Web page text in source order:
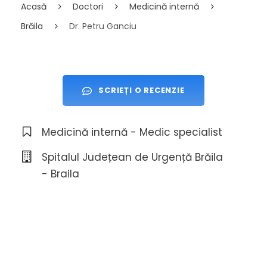
Acasă Doctori
Medicină internă
Brăila
Dr. Petru Ganciu
SCRIEȚI O RECENZIE
Medicină internă - Medic specialist
Spitalul Județean de Urgență Brăila
- Braila